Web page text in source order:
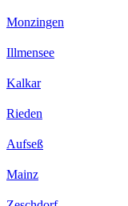
Monzingen
Illmensee
Kalkar
Rieden
Aufseß
Mainz